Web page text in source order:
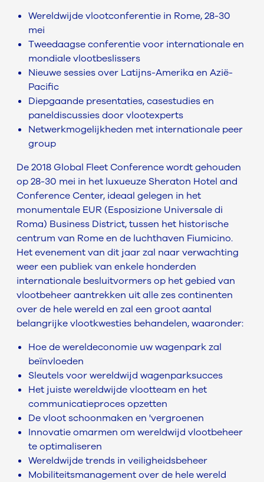
Wereldwijde vlootconferentie in Rome, 28-30
mei
Tweedaagse conferentie voor internationale en
mondiale vlootbeslissers
Nieuwe sessies over Latijns-Amerika en Azië-
Pacific
Diepgaande presentaties, casestudies en
paneldiscussies door vlootexperts
Netwerkmogelijkheden met internationale peer
group
De 2018 Global Fleet Conference wordt gehouden
op 28-30 mei in het luxueuze Sheraton Hotel and
Conference Center, ideaal gelegen in het
monumentale EUR (Esposizione Universale di
Roma) Business District, tussen het historische
centrum van Rome en de luchthaven Fiumicino.
Het evenement van dit jaar zal naar verwachting
weer een publiek van enkele honderden
internationale besluitvormers op het gebied van
vlootbeheer aantrekken uit alle zes continenten
over de hele wereld en zal een groot aantal
belangrijke vlootkwesties behandelen, waaronder:
Hoe de wereldeconomie uw wagenpark zal
beïnvloeden
Sleutels voor wereldwijd wagenparksucces
Het juiste wereldwijde vlootteam en het
communicatieproces opzetten
De vloot schoonmaken en 'vergroenen
Innovatie omarmen om wereldwijd vlootbeheer
te optimaliseren
Wereldwijde trends in veiligheidsbeheer
Mobiliteitsmanagement over de hele wereld